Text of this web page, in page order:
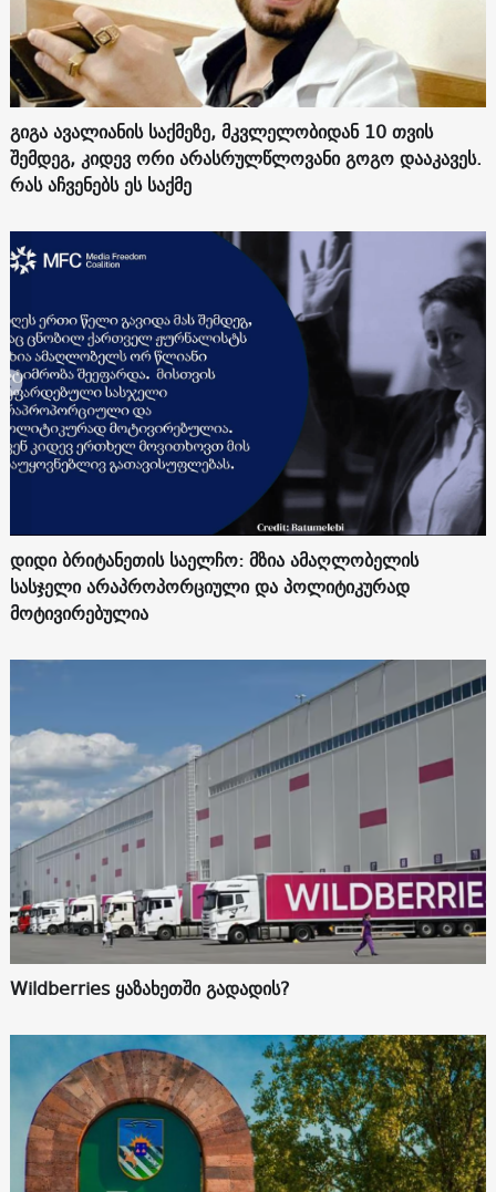
გიგა ავალიანის საქმეზე, მკვლელობიდან 10 თვის
შემდეგ, კიდევ ორი არასრულწლოვანი გოგო დააკავეს.
რას აჩვენებს ეს საქმე
დიდი ბრიტანეთის საელჩო: მზია ამაღლობელის
სასჯელი არაპროპორციული და პოლიტიკურად
მოტივირებულია
Wildberries ყაზახეთში გადადის?